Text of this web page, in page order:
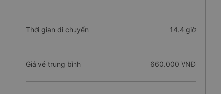
Thời gian di chuyển 14.4 giờ
Giá vé trung bình 660.000 VNĐ